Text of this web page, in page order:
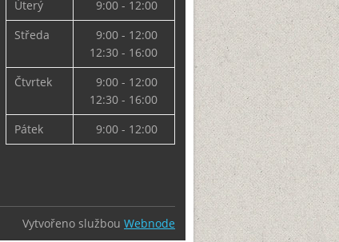
Úterý
9:00 - 12:00
Středa
9:00 - 12:00
12:30 - 16:00
Čtvrtek
9:00 - 12:00
12:30 - 16:00
Pátek
9:00 - 12:00
Vytvořeno službou Webnode